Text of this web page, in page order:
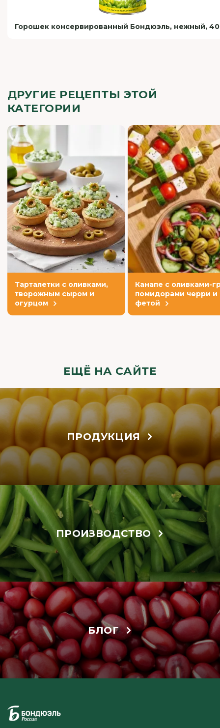
Горошек консервированный Бондюэль, нежный,
ДРУГИЕ РЕЦЕПТЫ ЭТОЙ
КАТЕГОРИИ
Тарталетки с оливками,
творожным сыром и
огурцом
Канапе с оливками-
помидорами черри и
фетой
ЕЩЁ НА САЙТЕ
ПРОДУКЦИЯ
ПРОИЗВОДСТВО
БЛОГ